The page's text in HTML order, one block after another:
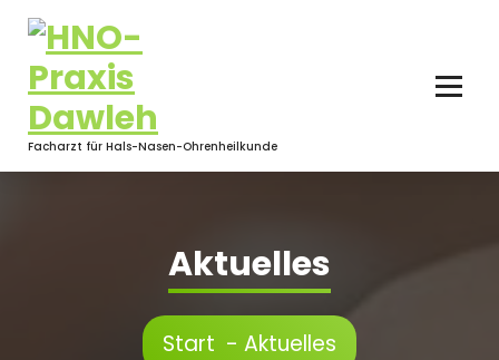
Facharzt für Hals-Nasen-Ohrenheilkunde
Aktuelles
Start - Aktuelles